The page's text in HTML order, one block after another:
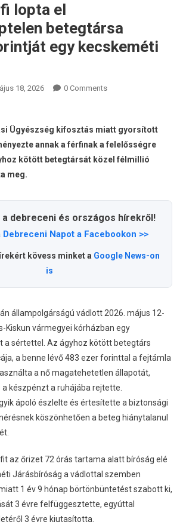
lopta el
betegtársa
egy kecskeméti
18, 2026 0 Comments
Ügyészség kifosztás miatt gyorsított
annak a férfinak a felelősségre
kötött betegtársát közel félmillió
meg.
a debreceni és országos hírekről!
Debreceni Napot a Facebookon >>
kövess minket a Google News-on
is
állampolgárságú vádlott 2026. május 12-
Kiskun vármegyei kórházban egy
a sértettel. Az ágyhoz kötött betegtárs
a benne lévő 483 ezer forinttal a fejtámla
a nő magatehetetlen állapotát,
készpénzt a ruhájába rejtette.
ápoló észlelte és értesítette a biztonsági
köszönhetően a beteg hiánytalanul
az őrizet 72 órás tartama alatt bíróság elé
Járásbíróság a vádlottal szemben
1 év 9 hónap börtönbüntetést szabott ki,
3 évre felfüggesztette, egyúttal
3 évre kiutasította.